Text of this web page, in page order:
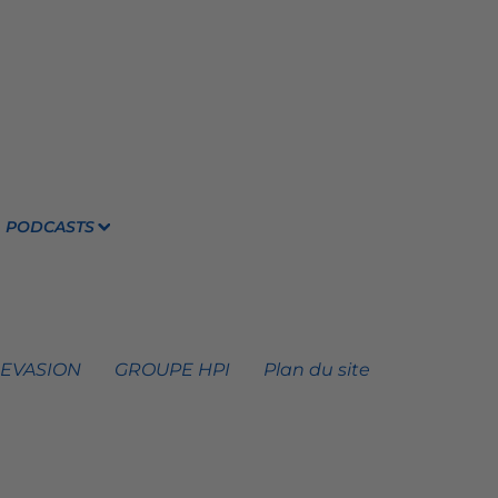
PODCASTS
GROUPE HPI Plan du site